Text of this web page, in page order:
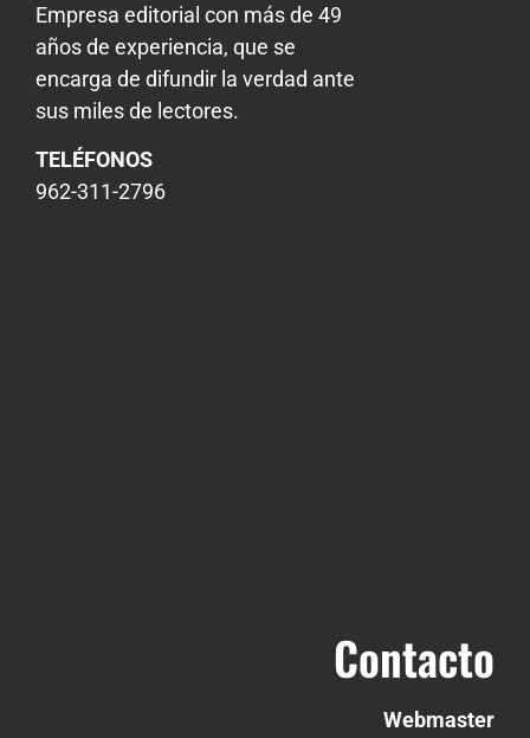
Empresa editorial con más de 49
años de experiencia, que se
encarga de difundir la verdad ante
sus miles de lectores.
TELÉFONOS
962-311-2796
Contacto
Webmaster